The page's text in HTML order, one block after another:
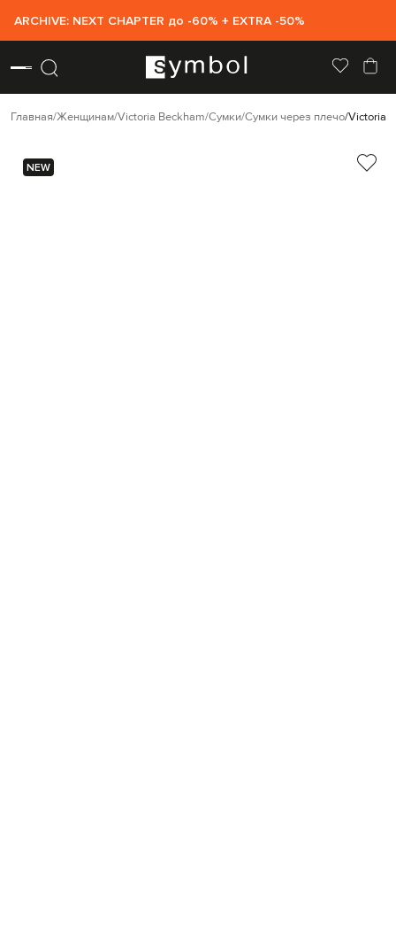
ARCHIVE: NEXT CHAPTER до -60% + EXTRA -50%
Главная Женщинам Victoria Beckham Сумки Сумки через плечо Victoria
NEW